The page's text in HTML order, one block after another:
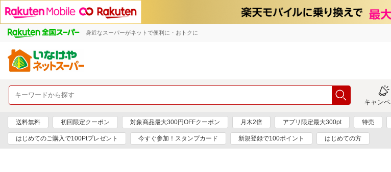
身近なスーパーがネットで便利に・おトクに
キャン
送料無料 初回限定クーポン 対象商品最大300円OFFクーポン 月木2倍 アプリ限定最大300pt 特売
はじめてのご購入で100Ptプレゼント 今すぐ参加！スタンプカード 新規登録で100ポイント はじめての方